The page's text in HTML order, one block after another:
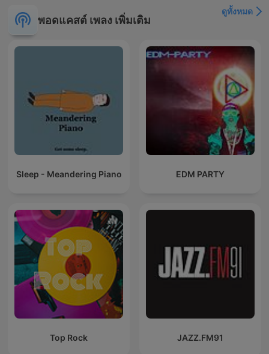
พอดแคสต์ เพลง เพิ่มเติม
ดูทั้งหมด
Sleep - Meandering Piano EDM PARTY
Top Rock JAZZ.FM91